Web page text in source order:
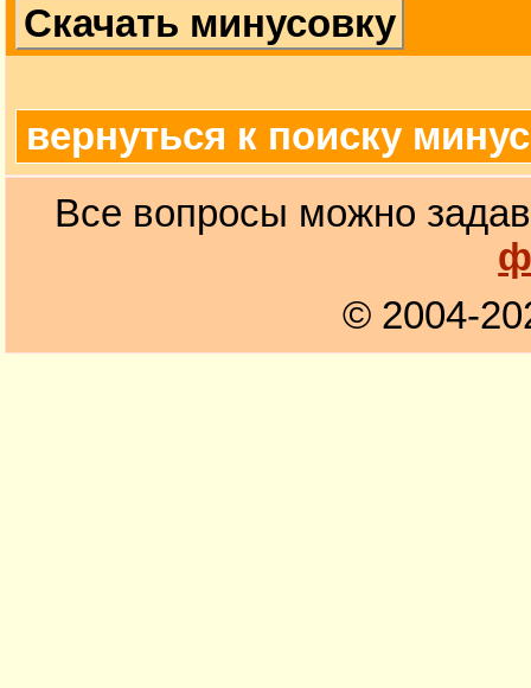
Скачать минусовку
вернуться к поиску
Все вопросы можно
© 2004-